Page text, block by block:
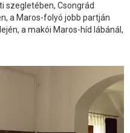
szegletében, Csongrád
a Maros-folyó jobb partján
a makói Maros-híd lábánál,